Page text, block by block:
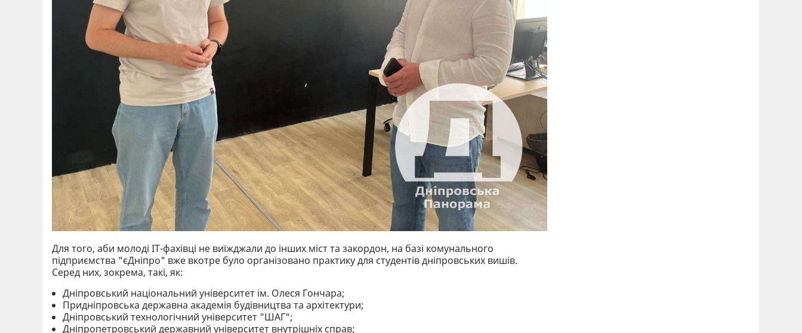
Для того, аби молоді ІТ-фахівці не виїжджали до інших міст та закордон, на базі комунального
підприємства "єДніпро" вже вкотре було організовано практику для студентів дніпровських вишів.
Серед них, зокрема, такі, як:
Дніпровський національний університет ім. Олеся Гончара;
Придніпровська державна академія будівництва та архітектури;
Дніпровський технологічний університет "ШАГ";
Дніпропетровський державний університет внутрішніх справ;